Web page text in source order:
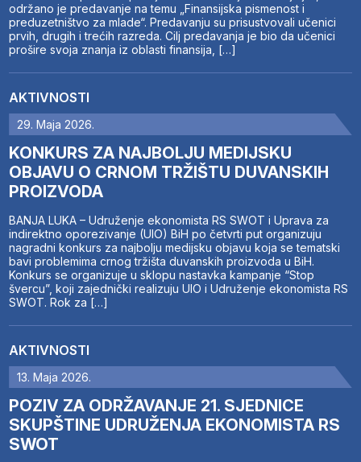
održano je predavanje na temu „Finansijska pismenost i
preduzetništvo za mlade“. Predavanju su prisustvovali učenici
prvih, drugih i trećih razreda. Cilj predavanja je bio da učenici
prošire svoja znanja iz oblasti finansija, […]
AKTIVNOSTI
29. Maja 2026.
KONKURS ZA NAJBOLJU MEDIJSKU
OBJAVU O CRNOM TRŽIŠTU DUVANSKIH
PROIZVODA
BANJA LUKA – Udruženje ekonomista RS SWOT i Uprava za
indirektno oporezivanje (UIO) BiH po četvrti put organizuju
nagradni konkurs za najbolju medijsku objavu koja se tematski
bavi problemima crnog tržišta duvanskih proizvoda u BiH.
Konkurs se organizuje u sklopu nastavka kampanje “Stop
švercu”, koji zajednički realizuju UIO i Udruženje ekonomista RS
SWOT. Rok za […]
AKTIVNOSTI
13. Maja 2026.
POZIV ZA ODRŽAVANJE 21. SJEDNICE
SKUPŠTINE UDRUŽENJA EKONOMISTA RS
SWOT